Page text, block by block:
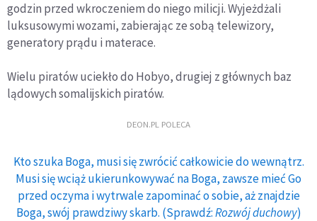
godzin przed wkroczeniem do niego milicji. Wyjeżdżali
luksusowymi wozami, zabierając ze sobą telewizory,
generatory prądu i materace.
Wielu piratów uciekło do Hobyo, drugiej z głównych baz
lądowych somalijskich piratów.
DEON.PL POLECA
Kto szuka Boga, musi się zwrócić całkowicie do wewnątrz.
Musi się wciąż ukierunkowywać na Boga, zawsze mieć Go
przed oczyma i wytrwale zapominać o sobie, aż znajdzie
Boga, swój prawdziwy skarb. (Sprawdź:Rozwój duchowy)